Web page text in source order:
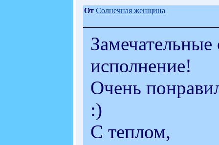
От Солнечная женщина
исполнение!
Очень
:)
С теплом,